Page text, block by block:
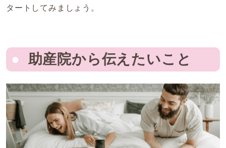
タートしてみましょう。
助産院から伝えたいこと